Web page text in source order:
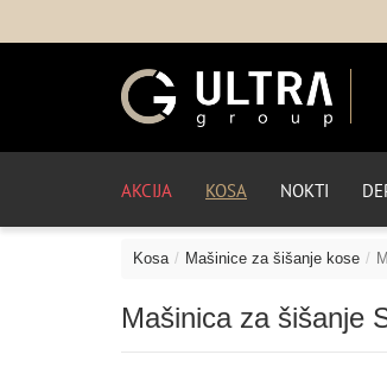
AKCIJA KOSA NOKTI
Kosa Mašinice za šišanje kose
Mašinica za šišanje